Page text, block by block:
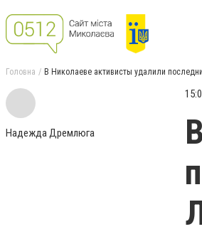
Головна В Николаеве активисты удалили
Надежда Дремлюга